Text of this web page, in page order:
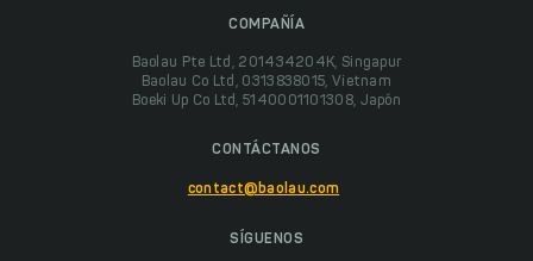
COMPAÑÍA
Baolau Pte Ltd, 201434204K, Singapur
Baolau Co Ltd, 0313838015, Vietnam
Boeki Up Co Ltd, 5140001101308, Japón
CONTÁCTANOS
contact@baolau.com
SÍGUENOS